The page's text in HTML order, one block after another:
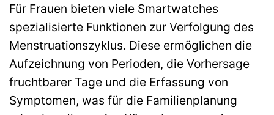
Für Frauen bieten viele Smartwatches
spezialisierte Funktionen zur Verfolgung des
Menstruationszyklus. Diese ermöglichen die
Aufzeichnung von Perioden, die Vorhersage
fruchtbarer Tage und die Erfassung von
Symptomen, was für die Familienplanung